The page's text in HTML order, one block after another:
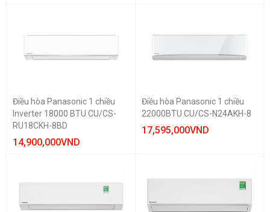
Điều hòa Panasonic 1 chiều
Inverter 18000 BTU CU/CS-
RU18CKH-8BD
14,900,000VND
Điều hòa Panasonic 1 chiều
22000BTU CU/CS-N24AKH-8
17,595,000VND
GIÁ BÁN